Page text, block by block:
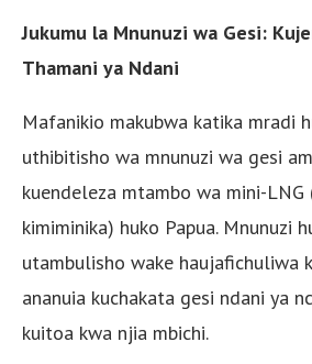
Jukumu la Mnunuzi wa Gesi:
Thamani ya Ndani
Mafanikio makubwa katika mradi
uthibitisho wa mnunuzi wa gesi
kuendeleza mtambo wa mini-LNG
kimiminika) huko Papua. Mnunuzi
utambulisho wake haujafichuliwa
ananuia kuchakata gesi ndani ya
kuitoa kwa njia mbichi.